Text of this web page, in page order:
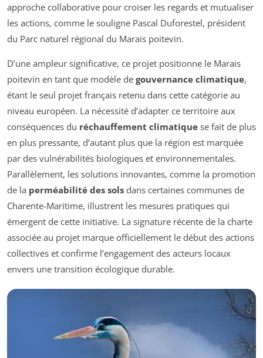
approche collaborative pour croiser les regards et mutualiser
les actions, comme le souligne Pascal Duforestel, président
du Parc naturel régional du Marais poitevin.
D’une ampleur significative, ce projet positionne le Marais
poitevin en tant que modèle de gouvernance climatique,
étant le seul projet français retenu dans cette catégorie au
niveau européen. La nécessité d’adapter ce territoire aux
conséquences du réchauffement climatique se fait de plus
en plus pressante, d’autant plus que la région est marquée
par des vulnérabilités biologiques et environnementales.
Parallèlement, les solutions innovantes, comme la promotion
de la perméabilité des sols dans certaines communes de
Charente-Maritime, illustrent les mesures pratiques qui
émergent de cette initiative. La signature récente de la charte
associée au projet marque officiellement le début des actions
collectives et confirme l’engagement des acteurs locaux
envers une transition écologique durable.